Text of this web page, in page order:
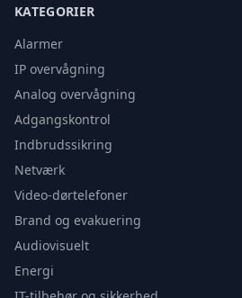
KATEGORIER
Alarmer
IP overvågning
Analog overvågning
Adgangskontrol
Indbrudssikring
Netværk
Video-dørtelefoner
Brand og evakuering
Audiovisuelt
Energi